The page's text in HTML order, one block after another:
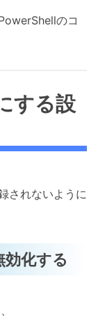
のコ
する設
されないように
効化する